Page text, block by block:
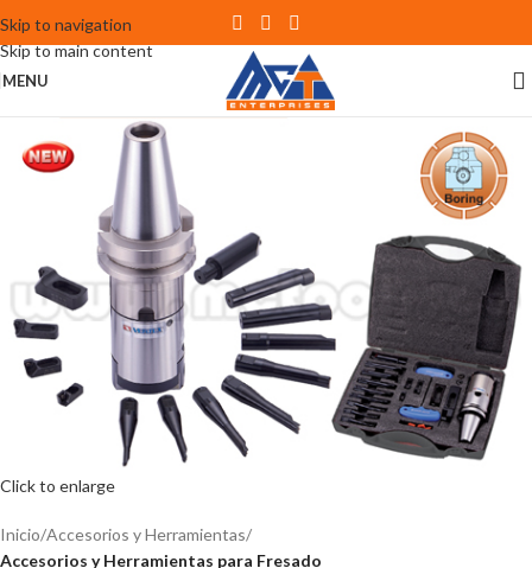
Skip to navigation
Skip to main content
MENU
Click to enlarge
Inicio Accesorios y Herramientas
Accesorios y Herramientas para Fresado